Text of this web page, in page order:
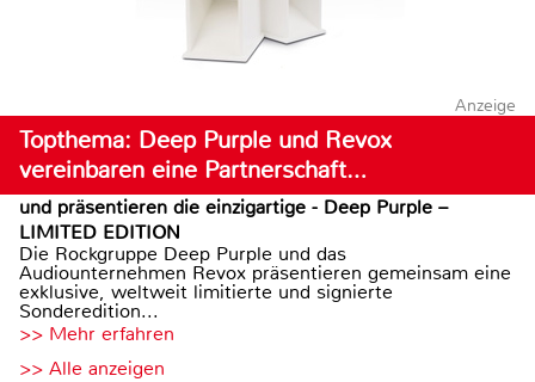
Anzeige
Topthema: Deep Purple und Revox
vereinbaren eine Partnerschaft…
und präsentieren die einzigartige - Deep Purple –
LIMITED EDITION
Die Rockgruppe Deep Purple und das
Audiounternehmen Revox präsentieren gemeinsam eine
exklusive, weltweit limitierte und signierte
Sonderedition...
>> Mehr erfahren
>> Alle anzeigen